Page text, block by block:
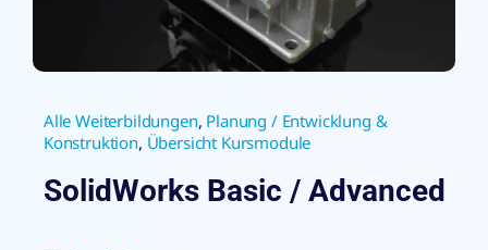
Alle Weiterbildungen, Planung / Entwicklung &
Konstruktion, Übersicht Kursmodule
SolidWorks Basic / Advanced